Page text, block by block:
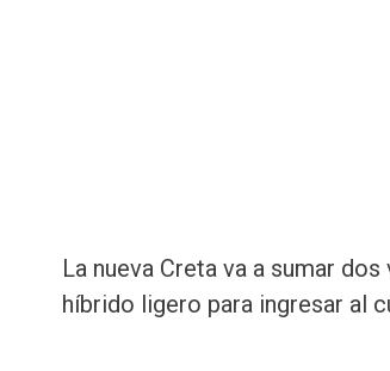
La nueva Creta va a sumar
híbrido ligero para ingresar al